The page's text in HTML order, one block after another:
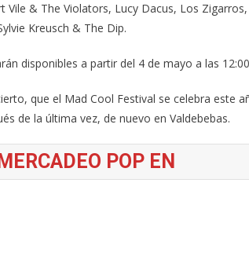
Vile & The Violators, Lucy Dacus, Los
Kreusch & The Dip.
disponibles a partir del 4 de mayo a las
que el Mad Cool Festival se celebra este
de la última vez, de nuevo en Valdebebas.
POP EN